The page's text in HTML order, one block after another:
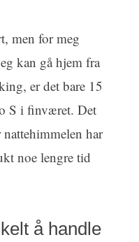
men for meg
kan gå hjem fra
er det bare 15
S i finværet. Det
har
noe lengre tid
å handle